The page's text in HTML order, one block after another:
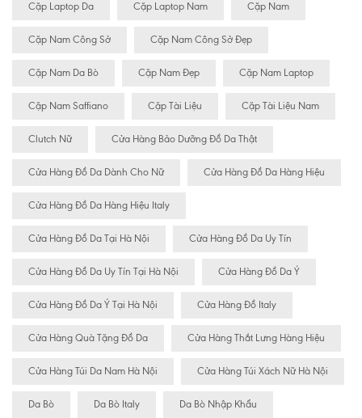
Cặp Laptop Da Cặp Laptop Nam Cặp Nam
Cặp Nam Công Sở Cặp Nam Công Sở Đẹp
Cặp Nam Da Bò Cặp Nam Đẹp Cặp Nam Laptop
Cặp Nam Saffiano Cặp Tài Liệu Cặp Tài Liệu Nam
Clutch Nữ Cửa Hàng Bảo Dưỡng Đồ Da Thật
Cửa Hàng Đồ Da Dành Cho Nữ Cửa Hàng Đồ Da Hàng Hiệu
Cửa Hàng Đồ Da Hàng Hiệu Italy
Cửa Hàng Đồ Da Tại Hà Nội Cửa Hàng Đồ Da Uy Tín
Cửa Hàng Đồ Da Uy Tín Tại Hà Nội Cửa Hàng Đồ Da Ý
Cửa Hàng Đồ Da Ý Tại Hà Nội Cửa Hàng Đồ Italy
Cửa Hàng Quà Tặng Đồ Da Cửa Hàng Thắt Lưng Hàng Hiệu
Cửa Hàng Túi Da Nam Hà Nội Cửa Hàng Túi Xách Nữ Hà Nội
Da Bò Da Bò Italy Da Bò Nhập Khẩu